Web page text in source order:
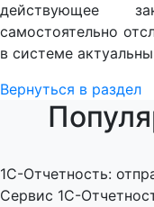
действующее
самостоятельно
в системе
Вернуться в раздел
1C-Отчетность:
Сервис 1С-